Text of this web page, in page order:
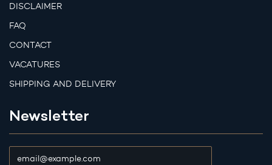
DISCLAIMER
FAQ
CONTACT
VACATURES
SHIPPING AND DELIVERY
Newsletter